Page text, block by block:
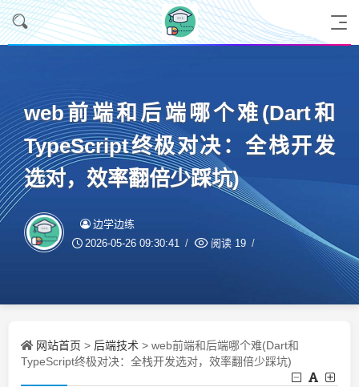
web前端和后端哪个难(Dart和
TypeScript终极对决：全栈开发
选对，效率翻倍少踩坑)
边学边练
2026-05-26 09:30:41 阅读 19
网站首页 > 后端技术 > web前端和后端哪个难(Dart和
TypeScript终极对决：全栈开发选对，效率翻倍少踩坑)